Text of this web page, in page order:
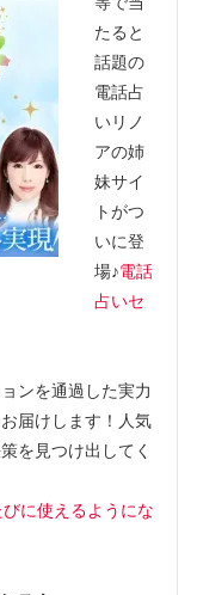
たると
話題の
電話占
いリノ
アの姉
妹サイ
トがつ
いに登
場♪電話
占いセ
ンを通過した実力
届けします！人気
を見つけ出してく
に使えるようにな